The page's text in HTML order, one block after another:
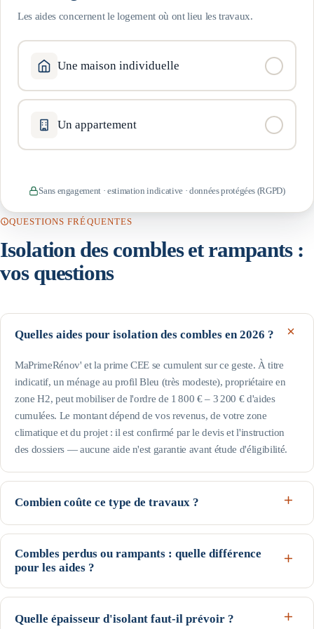
Les aides concernent le logement où ont lieu les travaux.
Une maison individuelle
Un appartement
Sans engagement · estimation indicative · données protégées (RGPD)
QUESTIONS FRÉQUENTES
Isolation des combles et rampants:
vos questions
Quelles aides pour isolation des combles en 2026 ?
MaPrimeRénov' et la prime CEE se cumulent sur ce geste. À titre
indicatif, un ménage au profil Bleu (très modeste), propriétaire en
zone H2, peut mobiliser de l'ordre de 1 800 € – 3 200 € d'aides
cumulées. Le montant dépend de vos revenus, de votre zone
climatique et du projet : il est confirmé par le devis et l'instruction
des dossiers — aucune aide n'est garantie avant étude d'éligibilité.
Combien coûte ce type de travaux ?
Comptez en ordre de grandeur 2 000 € à 7 000 € selon le logement,
le matériel et la région. Côté économies : jusqu'à 30 % de
déperditions de chaleur en moins par le toit. Les aides déduites, le
condition de ressources.
Combles perdus ou rampants : quelle différence
pour les aides ?
Les rampants de toiture (et plafonds de combles) ouvrent droit à
MaPrimeRénov' au m² ET à la prime CEE. Les combles perdus
Quelle épaisseur d'isolant faut-il prévoir ?